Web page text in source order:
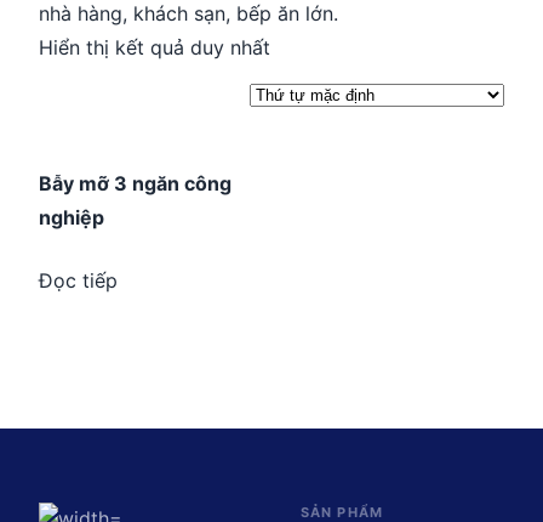
nhà hàng, khách sạn, bếp ăn lớn.
Hiển thị kết quả duy nhất
Bẫy mỡ 3 ngăn công
nghiệp
Đọc tiếp
SẢN PHẨM